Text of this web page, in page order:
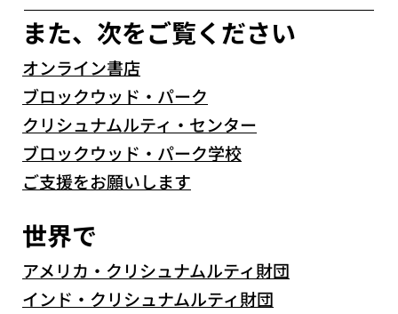
また、次をご覧ください
オンライン書店
ブロックウッド・パーク
クリシュナムルティ・センター
ブロックウッド・パーク学校
ご支援をお願いします
世界で
アメリカ・クリシュナムルティ財団
インド・クリシュナムルティ財団